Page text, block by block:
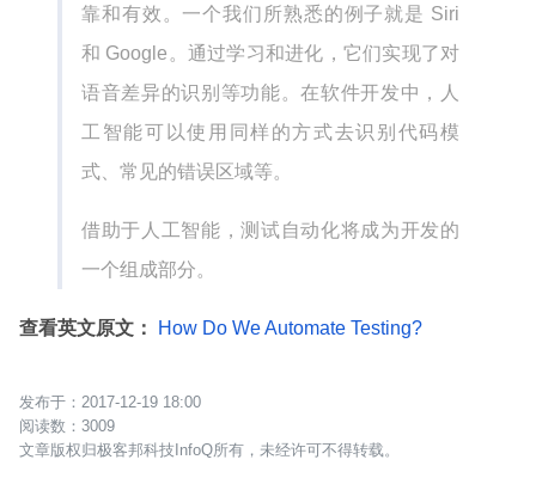
靠和有效。一个我们所熟悉的例子就是 Siri
和 Google。通过学习和进化，它们实现了对
语音差异的识别等功能。在软件开发中，人
工智能可以使用同样的方式去识别代码模
式、常见的错误区域等。
借助于人工智能，测试自动化将成为开发的
一个组成部分。
查看英文原文： How Do We Automate Testing?
2017-12-19 18:00
3009
文章版权归极客邦科技InfoQ所有，未经许可不得转载。